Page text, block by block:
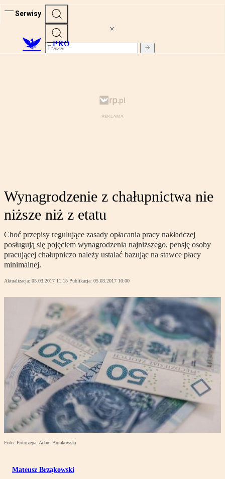
Serwisy
PRO
Wynagrodzenie z chałupnictwa nie
niższe niż z etatu
Choć przepisy regulujące zasady opłacania pracy nakładczej
posługują się pojęciem wynagrodzenia najniższego, pensję osoby
pracującej chałupniczo należy ustalać bazując na stawce płacy
minimalnej.
Aktualizacja: 05.03.2017 11:15 Publikacja: 05.03.2017 10:00
Foto: Fotorzepa, Adam Burakowski
Mateusz Brząkowski